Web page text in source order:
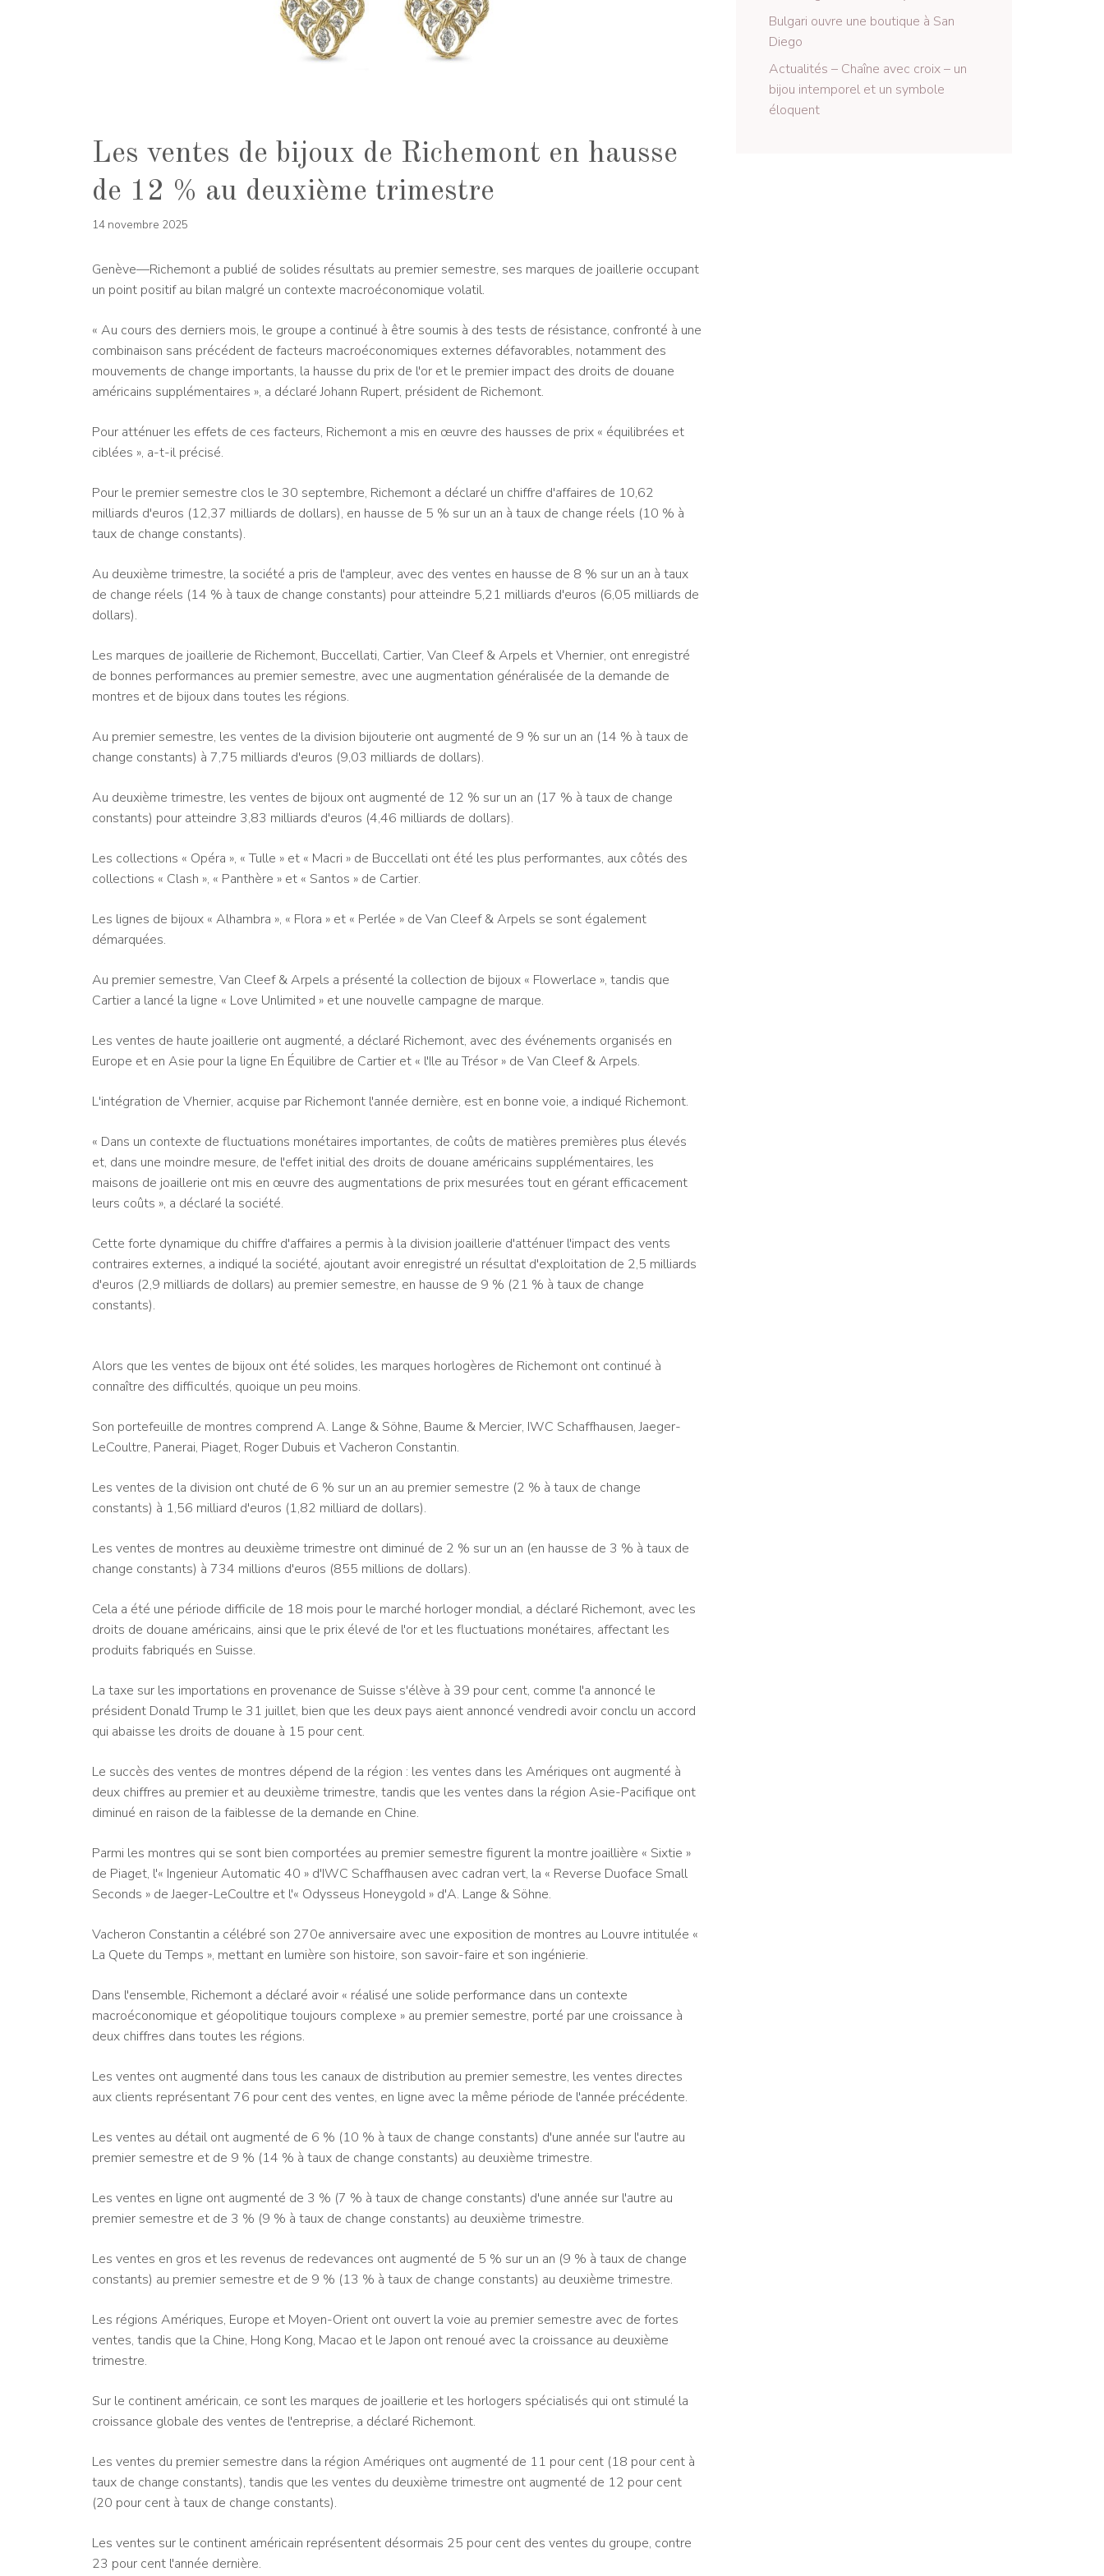
Les ventes de bijoux de Richemont en hausse
de 12 % au deuxième trimestre
14 novembre 2025
Genève—Richemont a publié de solides résultats au premier semestre, ses marques de joaillerie occupant
un point positif au bilan malgré un contexte macroéconomique volatil.
« Au cours des derniers mois, le groupe a continué à être soumis à des tests de résistance, confronté à une
combinaison sans précédent de facteurs macroéconomiques externes défavorables, notamment des
mouvements de change importants, la hausse du prix de l'or et le premier impact des droits de douane
américains supplémentaires », a déclaré Johann Rupert, président de Richemont.
Pour atténuer les effets de ces facteurs, Richemont a mis en œuvre des hausses de prix « équilibrées et
ciblées », a-t-il précisé.
Pour le premier semestre clos le 30 septembre, Richemont a déclaré un chiffre d'affaires de 10,62
milliards d'euros (12,37 milliards de dollars), en hausse de 5 % sur un an à taux de change réels (10 % à
taux de change constants).
Au deuxième trimestre, la société a pris de l'ampleur, avec des ventes en hausse de 8 % sur un an à taux
de change réels (14 % à taux de change constants) pour atteindre 5,21 milliards d'euros (6,05 milliards de
dollars).
Les marques de joaillerie de Richemont, Buccellati, Cartier, Van Cleef & Arpels et Vhernier, ont enregistré
de bonnes performances au premier semestre, avec une augmentation généralisée de la demande de
montres et de bijoux dans toutes les régions.
Au premier semestre, les ventes de la division bijouterie ont augmenté de 9 % sur un an (14 % à taux de
change constants) à 7,75 milliards d'euros (9,03 milliards de dollars).
Au deuxième trimestre, les ventes de bijoux ont augmenté de 12 % sur un an (17 % à taux de change
constants) pour atteindre 3,83 milliards d'euros (4,46 milliards de dollars).
Les collections « Opéra », « Tulle » et « Macri » de Buccellati ont été les plus performantes, aux côtés des
collections « Clash », « Panthère » et « Santos » de Cartier.
Les lignes de bijoux « Alhambra », « Flora » et « Perlée » de Van Cleef & Arpels se sont également
démarquées.
Au premier semestre, Van Cleef & Arpels a présenté la collection de bijoux « Flowerlace », tandis que
Cartier a lancé la ligne « Love Unlimited » et une nouvelle campagne de marque.
Les ventes de haute joaillerie ont augmenté, a déclaré Richemont, avec des événements organisés en
Europe et en Asie pour la ligne En Équilibre de Cartier et « l'Ile au Trésor » de Van Cleef & Arpels.
L'intégration de Vhernier, acquise par Richemont l'année dernière, est en bonne voie, a indiqué Richemont.
« Dans un contexte de fluctuations monétaires importantes, de coûts de matières premières plus élevés
et, dans une moindre mesure, de l'effet initial des droits de douane américains supplémentaires, les
maisons de joaillerie ont mis en œuvre des augmentations de prix mesurées tout en gérant efficacement
leurs coûts », a déclaré la société.
Cette forte dynamique du chiffre d'affaires a permis à la division joaillerie d'atténuer l'impact des vents
contraires externes, a indiqué la société, ajoutant avoir enregistré un résultat d'exploitation de 2,5 milliards
d'euros (2,9 milliards de dollars) au premier semestre, en hausse de 9 % (21 % à taux de change
constants).
Alors que les ventes de bijoux ont été solides, les marques horlogères de Richemont ont continué à
connaître des difficultés, quoique un peu moins.
Son portefeuille de montres comprend A. Lange & Söhne, Baume & Mercier, IWC Schaffhausen, Jaeger-
LeCoultre, Panerai, Piaget, Roger Dubuis et Vacheron Constantin.
Les ventes de la division ont chuté de 6 % sur un an au premier semestre (2 % à taux de change
constants) à 1,56 milliard d'euros (1,82 milliard de dollars).
Les ventes de montres au deuxième trimestre ont diminué de 2 % sur un an (en hausse de 3 % à taux de
change constants) à 734 millions d'euros (855 millions de dollars).
Cela a été une période difficile de 18 mois pour le marché horloger mondial, a déclaré Richemont, avec les
droits de douane américains, ainsi que le prix élevé de l'or et les fluctuations monétaires, affectant les
produits fabriqués en Suisse.
La taxe sur les importations en provenance de Suisse s'élève à 39 pour cent, comme l'a annoncé le
président Donald Trump le 31 juillet, bien que les deux pays aient annoncé vendredi avoir conclu un accord
qui abaisse les droits de douane à 15 pour cent.
Le succès des ventes de montres dépend de la région : les ventes dans les Amériques ont augmenté à
deux chiffres au premier et au deuxième trimestre, tandis que les ventes dans la région Asie-Pacifique ont
diminué en raison de la faiblesse de la demande en Chine.
Parmi les montres qui se sont bien comportées au premier semestre figurent la montre joaillière « Sixtie »
de Piaget, l'« Ingenieur Automatic 40 » d'IWC Schaffhausen avec cadran vert, la « Reverse Duoface Small
Seconds » de Jaeger-LeCoultre et l'« Odysseus Honeygold » d'A. Lange & Söhne.
Vacheron Constantin a célébré son 270e anniversaire avec une exposition de montres au Louvre intitulée «
La Quete du Temps », mettant en lumière son histoire, son savoir-faire et son ingénierie.
Dans l'ensemble, Richemont a déclaré avoir « réalisé une solide performance dans un contexte
macroéconomique et géopolitique toujours complexe » au premier semestre, porté par une croissance à
deux chiffres dans toutes les régions.
Les ventes ont augmenté dans tous les canaux de distribution au premier semestre, les ventes directes
aux clients représentant 76 pour cent des ventes, en ligne avec la même période de l'année précédente.
Les ventes au détail ont augmenté de 6 % (10 % à taux de change constants) d'une année sur l'autre au
premier semestre et de 9 % (14 % à taux de change constants) au deuxième trimestre.
Les ventes en ligne ont augmenté de 3 % (7 % à taux de change constants) d'une année sur l'autre au
premier semestre et de 3 % (9 % à taux de change constants) au deuxième trimestre.
Les ventes en gros et les revenus de redevances ont augmenté de 5 % sur un an (9 % à taux de change
constants) au premier semestre et de 9 % (13 % à taux de change constants) au deuxième trimestre.
Les régions Amériques, Europe et Moyen-Orient ont ouvert la voie au premier semestre avec de fortes
ventes, tandis que la Chine, Hong Kong, Macao et le Japon ont renoué avec la croissance au deuxième
trimestre.
Sur le continent américain, ce sont les marques de joaillerie et les horlogers spécialisés qui ont stimulé la
croissance globale des ventes de l'entreprise, a déclaré Richemont.
Les ventes du premier semestre dans la région Amériques ont augmenté de 11 pour cent (18 pour cent à
taux de change constants), tandis que les ventes du deuxième trimestre ont augmenté de 12 pour cent
(20 pour cent à taux de change constants).
Les ventes sur le continent américain représentent désormais 25 pour cent des ventes du groupe, contre
23 pour cent l'année dernière.
Bulgari ouvre une boutique à San
Diego
Actualités – Chaîne avec croix – un
bijou intemporel et un symbole
éloquent